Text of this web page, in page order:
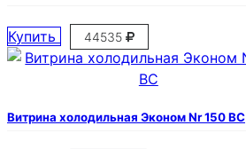
Купить 44535
Витрина холодильная Эконом Nr 150 ВС